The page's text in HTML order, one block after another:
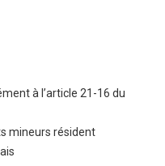
à l’article 21-16 du
mineurs résident